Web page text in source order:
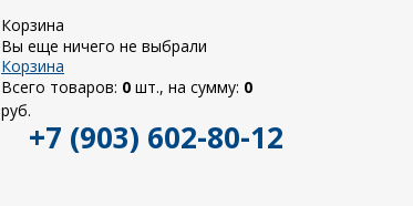
Корзина
Вы еще ничего не выбрали
Корзина
Всего товаров: 0 шт., на сумму: 0
руб.
+7 (903) 602-80-12